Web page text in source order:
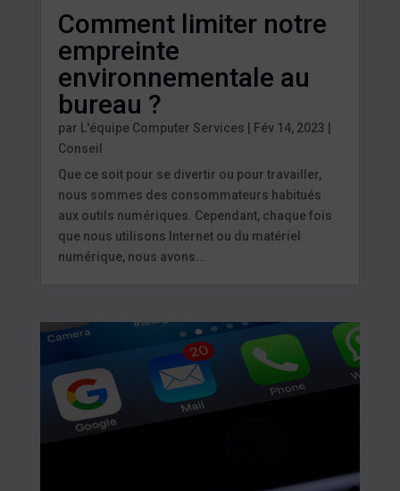
Comment limiter notre
empreinte
environnementale au
bureau ?
par L'équipe Computer Services Fév 14, 2023
Conseil
Que ce soit pour se divertir ou pour travailler,
nous sommes des consommateurs habitués
aux outils numériques. Cependant, chaque fois
que nous utilisons Internet ou du matériel
numérique, nous avons...